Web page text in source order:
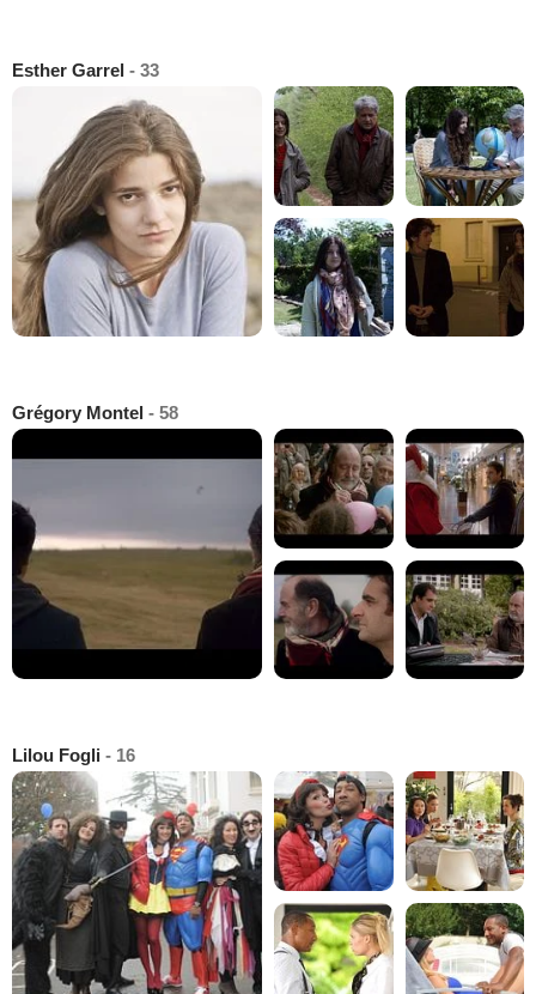
Esther Garrel - 33
Grégory Montel - 58
Lilou Fogli - 16